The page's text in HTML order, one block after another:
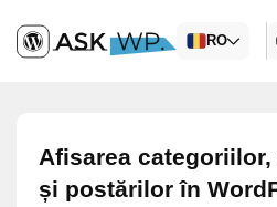
RO
Afisarea
și postărilor în